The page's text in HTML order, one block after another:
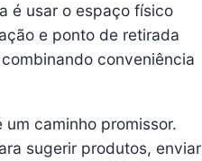
é usar o espaço físico
e ponto de retirada
conveniência
caminho promissor.
sugerir produtos, enviar